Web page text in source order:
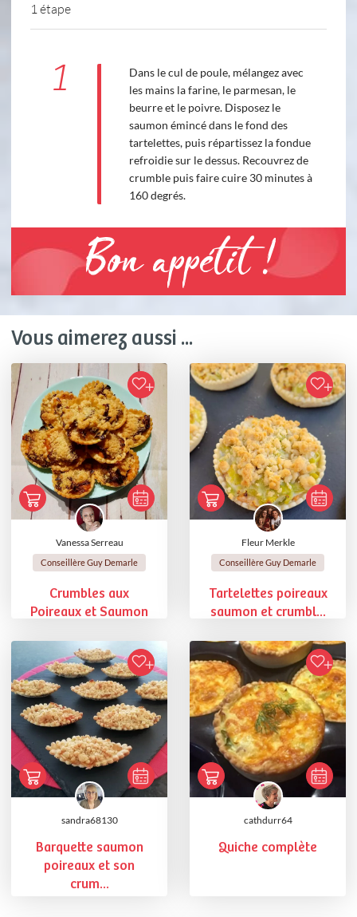
1 étape
1
Dans le cul de poule, mélangez avec
les mains la farine, le parmesan, le
beurre et le poivre. Disposez le
saumon émincé dans le fond des
tartelettes, puis répartissez la fondue
refroidie sur le dessus. Recouvrez de
crumble puis faire cuire 30 minutes à
160 degrés.
Bon appétit !
Vous aimerez aussi ...
Vanessa Serreau
Conseillère Guy Demarle
Crumbles aux
Poireaux et Saumon
Fleur Merkle
Conseillère Guy Demarle
Tartelettes poireaux
saumon et crumbl...
sandra68130
Barquette saumon
poireaux et son
crum...
cathdurr64
Quiche complète